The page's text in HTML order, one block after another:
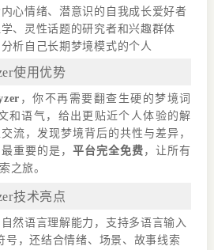
心情绪、潜意识的自我成长爱好者
、灵性话题的研究者和兴趣群体
析自己长期梦境模式的个人
使用优势
，你不再需要翻查生硬的梦境词
和语气，给出更贴近个人体验的解
流，发现梦境背后的共性与差异，
重要的是，平台完全免费 ，让所有
之旅。
技术亮点
然语言理解能力，支持多语言输入
号，还结合情绪、场景、故事线索